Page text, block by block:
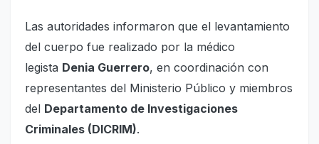
Las autoridades informaron que el levantamiento
del cuerpo fue realizado por la médico
legista Denia Guerrero, en coordinación con
representantes del Ministerio Público y miembros
del Departamento de Investigaciones
Criminales (DICRIM).